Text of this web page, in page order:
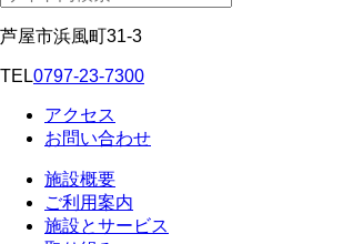
芦屋市浜風町31-3
TEL0797-23-7300
アクセス
お問い合わせ
施設概要
ご利用案内
施設とサービス